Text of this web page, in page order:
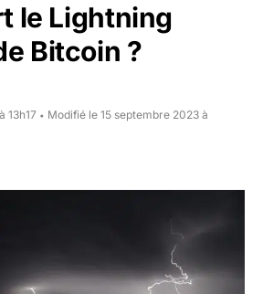
le Lightning
Bitcoin ?
13h17 • Modifié le 15 septembre 2023 à